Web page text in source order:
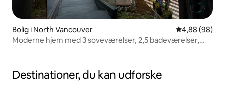
Bolig i North Vancouver 4,88 ud af 5 i
4,88 (98)
Moderne hjem med 3 soveværelser, 2,5 badeværelser,
Destinationer, du kan udforske